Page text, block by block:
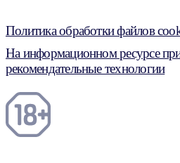
Политика обработки файлов
На информационном ресурсе
рекомендательные технологии